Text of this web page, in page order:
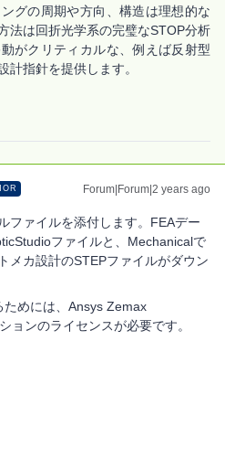
グの周期や方向、構造は理想的な
法は回折光学系の完璧なSTOP分析
がクリティカルな、例えば反射型
計指針を提供します。
Forum|Forum|2 years ago
ファイルを添付します。FEAデー
ファイルと、Mechanicalで
メカ設計のSTEPファイルがダウン
ためには、Ansys Zemax
ョンのライセンスが必要です。